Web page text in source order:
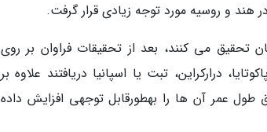
و روسیه مورد توجه زیادی قرار گرفت.
می کنند، بعد از تحقیقات فراوان بر روی
درارکراین، تبت یا اسپانیا دریافتند علاوه­ بر
عمر آن ها را به­طورقابل توجهی افزایش داده